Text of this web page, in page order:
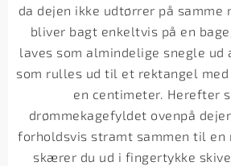
da dejen ikke udtørrer på samme
bliver bagt enkeltvis på en
laves som almindelige snegle
som rulles ud til et rektangel med
en centimeter. Herefter
drømmekagefyldet ovenpå
forholdsvis stramt sammen til en
skærer du ud i fingertykke